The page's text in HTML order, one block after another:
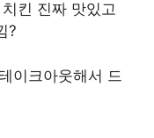
킨 진짜 맛있고
?
이크아웃해서 드